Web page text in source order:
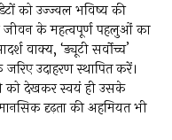
को उज्ज्वल भविष्य की
जीवन के महत्वपूर्ण पहलुओं का
वाक्य, ‘ड्यूटी सर्वोच्च’
उदाहरण स्थापित करें।
देखकर स्वयं ही उसके
दृढ़ता की अहमियत भी